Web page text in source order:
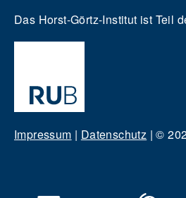
Das Horst-Görtz-Institut ist Teil
Impressum | Datenschutz |©